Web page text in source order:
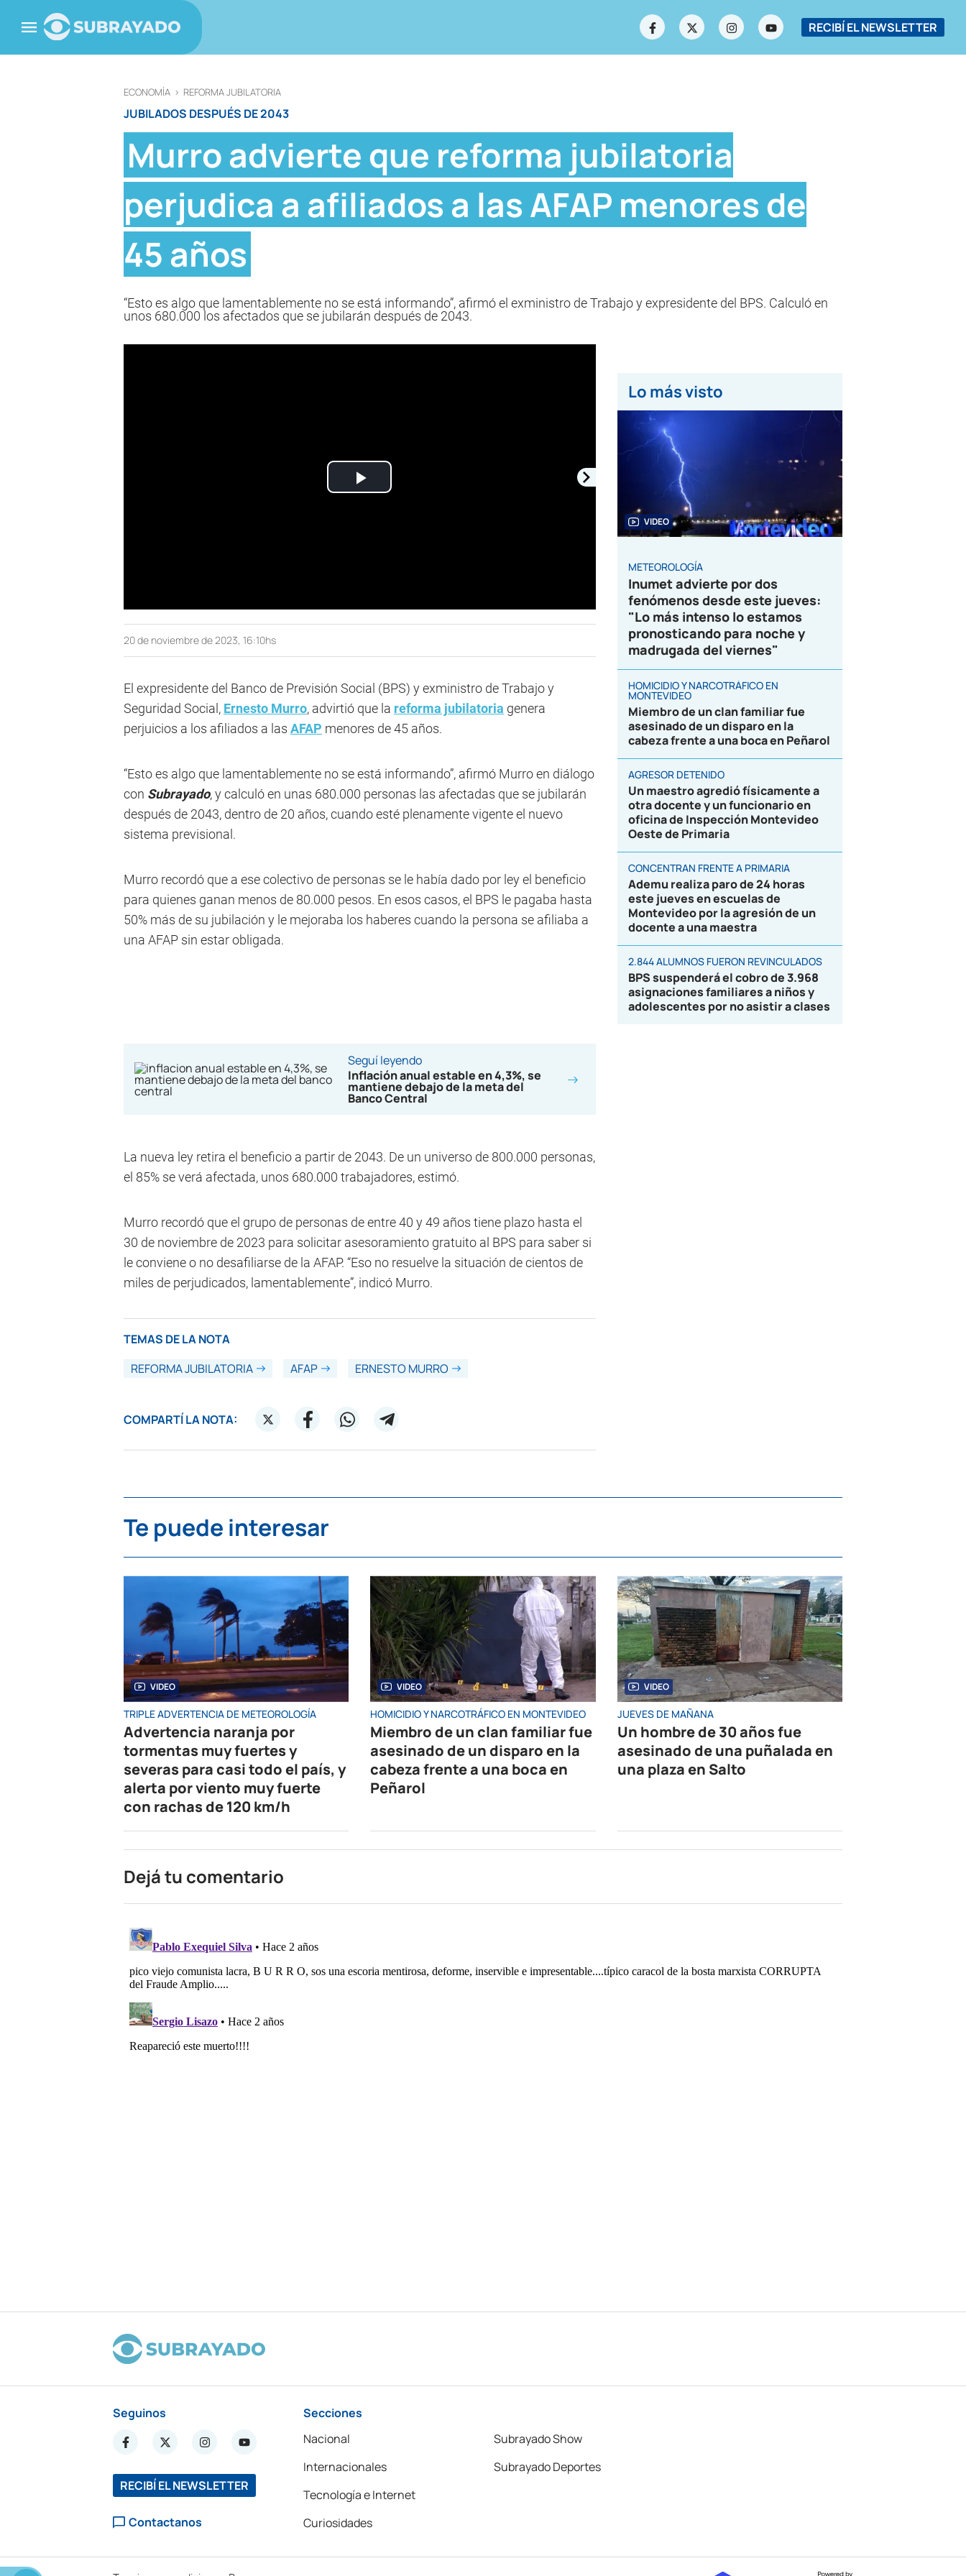
RECIBÍ EL NEWSLETTER
ECONOMÍA > REFORMA JUBILATORIA
JUBILADOS DESPUÉS DE 2043
Murro advierte que reforma jubilatoria
perjudica a afiliados a las AFAP menores de
45 años
“Esto es algo que lamentablemente no se está informando”, afirmó el exministro de Trabajo y expresidente del BPS. Calculó en
unos 680.000 los afectados que se jubilarán después de 2043.
Play
20 de noviembre de 2023, 16:10hs
El expresidente del Banco de Previsión Social (BPS) y exministro de Trabajo y
Seguridad Social, Ernesto Murro, advirtió que la reforma jubilatoria genera
perjuicios a los afiliados a las AFAP menores de 45 años.
“Esto es algo que lamentablemente no se está informando”, afirmó Murro en diálogo
con Subrayado, y calculó en unas 680.000 personas las afectadas que se jubilarán
después de 2043, dentro de 20 años, cuando esté plenamente vigente el nuevo
sistema previsional.
Murro recordó que a ese colectivo de personas se le había dado por ley el beneficio
para quienes ganan menos de 80.000 pesos. En esos casos, el BPS le pagaba hasta
50% más de su jubilación y le mejoraba los haberes cuando la persona se afiliaba a
una AFAP sin estar obligada.
Seguí leyendo
Inflación anual estable en 4,3%, se
mantiene debajo de la meta del
Banco Central
La nueva ley retira el beneficio a partir de 2043. De un universo de 800.000 personas,
el 85% se verá afectada, unos 680.000 trabajadores, estimó.
Murro recordó que el grupo de personas de entre 40 y 49 años tiene plazo hasta el
30 de noviembre de 2023 para solicitar asesoramiento gratuito al BPS para saber si
le conviene o no desafiliarse de la AFAP. “Eso no resuelve la situación de cientos de
miles de perjudicados, lamentablemente”, indicó Murro.
TEMAS DE LA NOTA
REFORMA JUBILATORIA
AFAP ERNESTO MURRO
COMPARTÍ LA NOTA:
Lo más visto
VIDEO
METEOROLOGÍA
Inumet advierte por dos
fenómenos desde este jueves:
"Lo más intenso lo estamos
pronosticando para noche y
madrugada del viernes"
HOMICIDIO Y NARCOTRÁFICO EN
MONTEVIDEO
Miembro de un clan familiar fue
asesinado de un disparo en la
cabeza frente a una boca en Peñarol
AGRESOR DETENIDO
Un maestro agredió físicamente a
otra docente y un funcionario en
oficina de Inspección Montevideo
Oeste de Primaria
CONCENTRAN FRENTE A PRIMARIA
Ademu realiza paro de 24 horas
este jueves en escuelas de
Montevideo por la agresión de un
docente a una maestra
2.844 ALUMNOS FUERON REVINCULADOS
BPS suspenderá el cobro de 3.968
asignaciones familiares a niños y
adolescentes por no asistir a clases
Te puede interesar
VIDEO
TRIPLE ADVERTENCIA DE METEOROLOGÍA
Advertencia naranja por
tormentas muy fuertes y
severas para casi todo el país, y
alerta por viento muy fuerte
con rachas de 120 km/h
VIDEO
HOMICIDIO Y NARCOTRÁFICO EN MONTEVIDEO
Miembro de un clan familiar fue
asesinado de un disparo en la
cabeza frente a una boca en
Peñarol
VIDEO
JUEVES DE MAÑANA
Un hombre de 30 años fue
asesinado de una puñalada en
una plaza en Salto
Dejá tu comentario
Seguinos
RECIBÍ EL NEWSLETTER
Contactanos
Secciones
Nacional
Internacionales
Tecnología e Internet
Curiosidades
Subrayado Show
Subrayado Deportes